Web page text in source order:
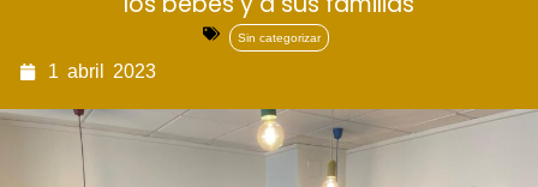
Sin categorizar
1 abril 2023